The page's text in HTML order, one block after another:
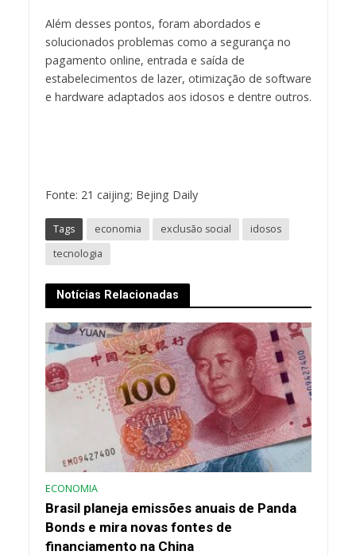
Além desses pontos, foram abordados e
solucionados problemas como a segurança no
pagamento online, entrada e saída de
estabelecimentos de lazer, otimização de software
e hardware adaptados aos idosos e dentre outros.
Fonte: 21 caijing; Bejing Daily
Tags economia exclusão social
idosos
tecnologia
Notícias Relacionadas
ECONOMIA
Brasil planeja emissões anuais de Panda
Bonds e mira novas fontes de
financiamento na China